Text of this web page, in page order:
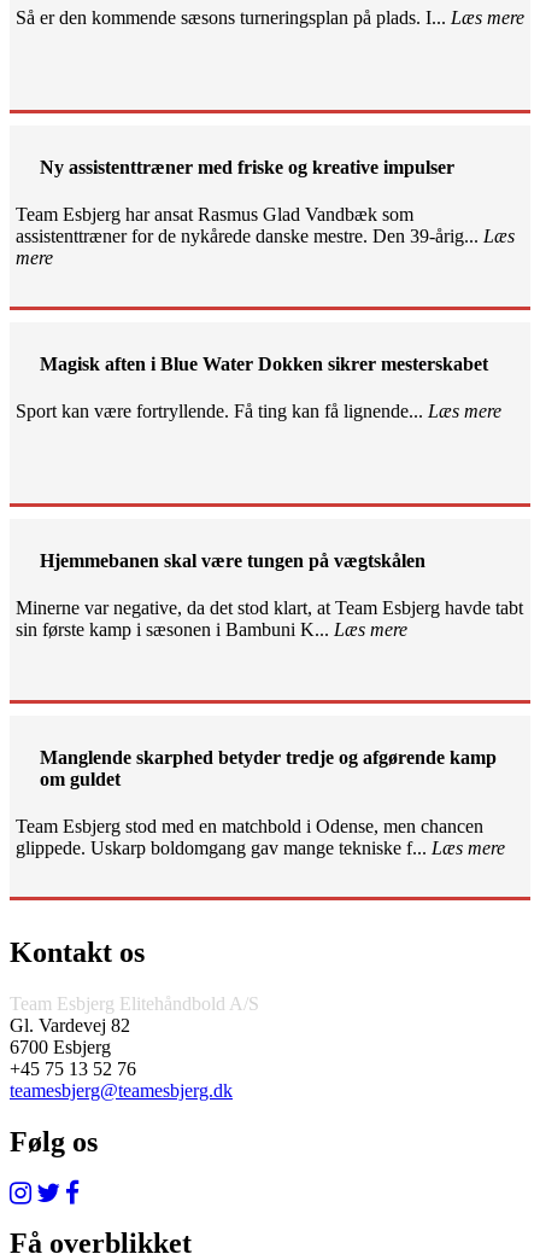
Så er den kommende sæsons turneringsplan på plads. I... Læs mere
Ny assistenttræner med friske og kreative impulser
Team Esbjerg har ansat Rasmus Glad Vandbæk som
assistenttræner for de nykårede danske mestre. Den 39-årig... Læs
mere
Magisk aften i Blue Water Dokken sikrer mesterskabet
Sport kan være fortryllende. Få ting kan få lignende... Læs mere
Hjemmebanen skal være tungen på vægtskålen
Minerne var negative, da det stod klart, at Team Esbjerg havde tabt
sin første kamp i sæsonen i Bambuni K... Læs mere
Manglende skarphed betyder tredje og afgørende kamp
om guldet
Team Esbjerg stod med en matchbold i Odense, men chancen
glippede. Uskarp boldomgang gav mange tekniske f... Læs mere
Kontakt os
Team Esbjerg Elitehåndbold A/S
Gl. Vardevej 82
6700 Esbjerg
+45 75 13 52 76
teamesbjerg@teamesbjerg.dk
Følg os
Få overblikket